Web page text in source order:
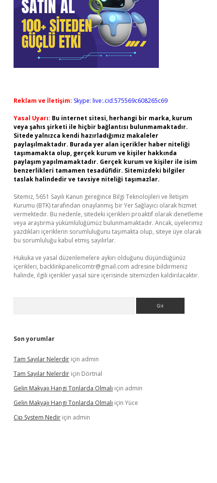
Reklam ve İletişim: Skype: live:.cid.575569c608265c69
Yasal Uyarı: Bu internet sitesi, herhangi bir marka, kurum
veya şahıs şirketi ile hiçbir bağlantısı bulunmamaktadır.
Sitede yalnızca kendi hazırladığımız makaleler
paylaşılmaktadır. Burada yer alan içerikler haber niteliği
taşımamakta olup, gerçek kurum ve kişiler hakkında
paylaşım yapılmamaktadır. Gerçek kurum ve kişiler ile isim
benzerlikleri tamamen tesadüfidir. Sitemizdeki bilgiler
taslak halindedir ve tavsiye niteliği taşımazlar.
Sitemiz, 5651 Sayılı Kanun gereğince Bilgi Teknolojileri ve İletişim
Kurumu (BTK) tarafından onaylanmış bir Yer Sağlayıcı olarak hizmet
vermektedir. Bu nedenle, sitedeki içerikleri proaktif olarak denetleme
veya araştırma yükümlülüğümüz bulunmamaktadır. Ancak, üyelerimiz
yazdıkları içeriklerin sorumluluğunu taşımakta olup, siteye üye olarak
bu sorumluluğu kabul etmiş sayılırlar.
Hukuka ve yasal düzenlemelere aykırı olduğunu düşündüğünüz
içerikleri, backlinkpanelicomtr@gmail.com adresine bildirmeniz
halinde, ilgili içerikler yasal süre içerisinde sitemizden kaldırılacaktır.
Son yorumlar
Tam Sayılar Nelerdir için admin
Tam Sayılar Nelerdir için Dörtnal
Gelin Makyajı Hangi Tonlarda Olmalı için admin
Gelin Makyajı Hangi Tonlarda Olmalı için Yüce
Çip System Nedir için admin